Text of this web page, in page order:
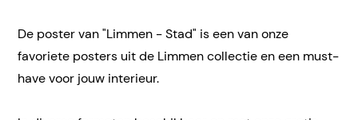
De poster van "Limmen - Stad" is een van onze
favoriete posters uit de Limmen collectie en een must-
have voor jouw interieur.